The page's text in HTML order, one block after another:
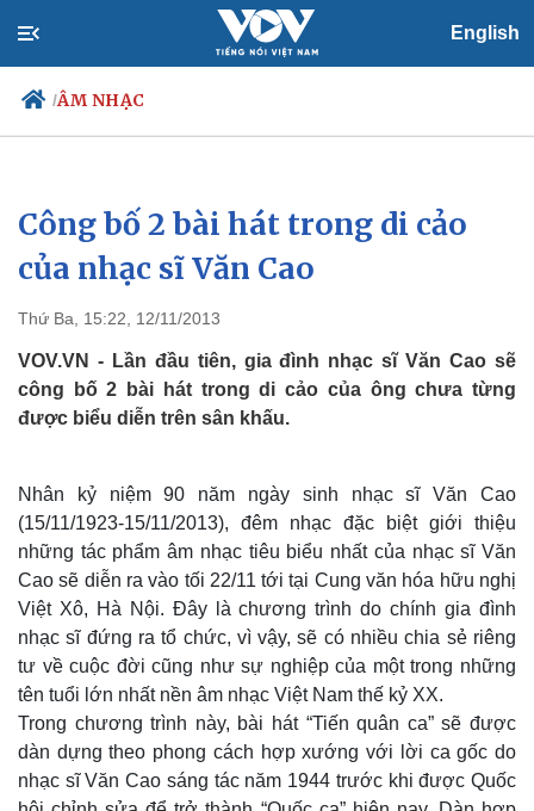
English
/ÂM NHẠC
Chính trị
Đảng
Tổ chức nhân sự
Nhận diện sự thật
Xã hội
Dự báo thời tiết
Việc làm
Biển đảo
Công bố 2 bài hát trong di cảo
của nhạc sĩ Văn Cao
Thứ Ba, 15:22, 12/11/2013
VOV.VN - Lần đầu tiên, gia đình nhạc sĩ Văn Cao sẽ
công bố 2 bài hát trong di cảo của ông chưa từng
được biểu diễn trên sân khấu.
Nhân kỷ niệm 90 năm ngày sinh nhạc sĩ Văn Cao
(15/11/1923-15/11/2013), đêm nhạc đặc biệt giới thiệu
những tác phẩm âm nhạc tiêu biểu nhất của nhạc sĩ Văn
Cao sẽ diễn ra vào tối 22/11 tới tại Cung văn hóa hữu nghị
Việt Xô, Hà Nội. Đây là chương trình do chính gia đình
nhạc sĩ đứng ra tổ chức, vì vậy, sẽ có nhiều chia sẻ riêng
tư về cuộc đời cũng như sự nghiệp của một trong những
tên tuổi lớn nhất nền âm nhạc Việt Nam thế kỷ XX.
Trong chương trình này, bài hát “Tiến quân ca” sẽ được
dàn dựng theo phong cách hợp xướng với lời ca gốc do
nhạc sĩ Văn Cao sáng tác năm 1944 trước khi được Quốc